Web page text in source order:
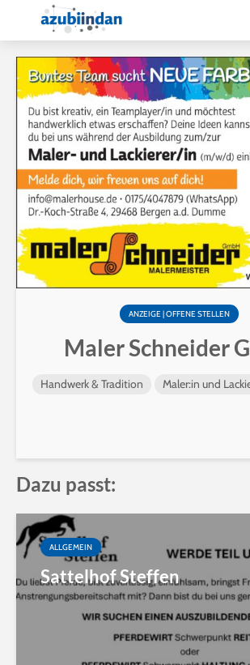
ANZEIGE | OFFENE STELLEN
Maler Schneider
Handwerk & Tradition Maler:in und
Dazu passt:
ALLGEMEIN
Sattelhof Steffen